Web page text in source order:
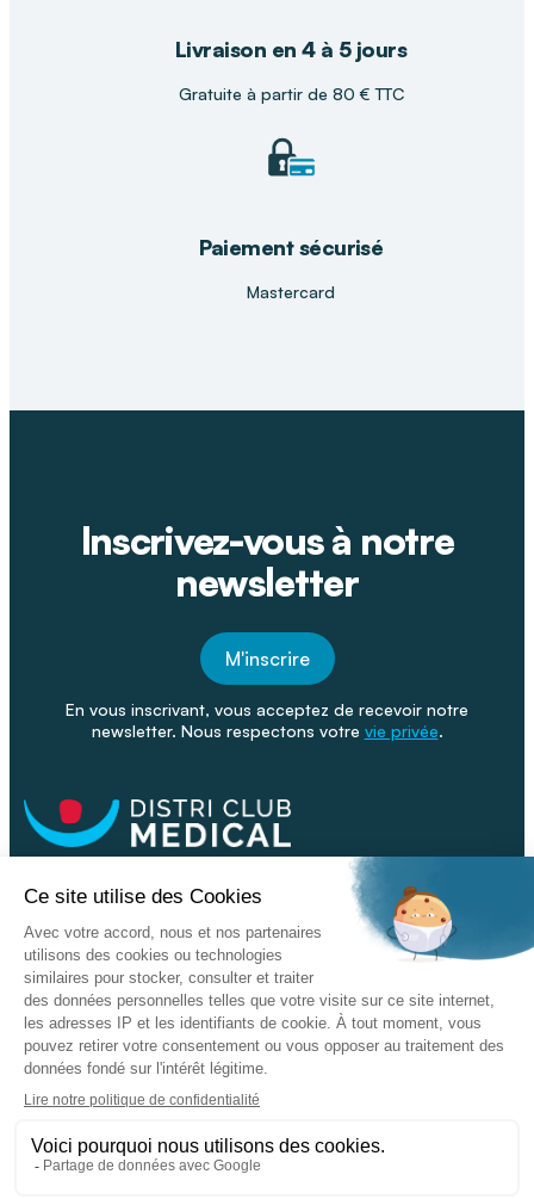
Livraison en 4 à 5 jours
Gratuite à partir de 80 € TTC
Paiement sécurisé
Mastercard
Inscrivez-vous à notre
newsletter
M'inscrire
En vous inscrivant, vous acceptez de recevoir notre
newsletter. Nous respectons votre vie privée.
Nos catalogues
Nos conseils - Blog
Devenir franchisé
Retour & SAV
Données personnelles
L'enseigne
Copyright © 2026 DISTRI CLUB MEDICAL. Tous droits réservés
Conditions Générales de VenteMentions légales - CGU